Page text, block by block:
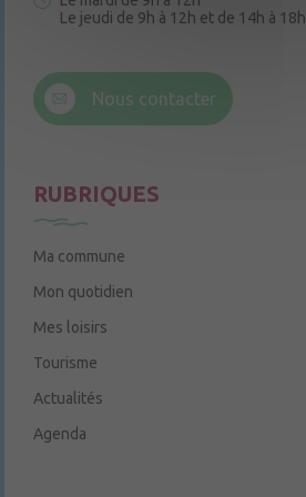
Le jeudi de 9h à 12h et de 14h à 18h
Nous contacter
RUBRIQUES
Ma commune
Mon quotidien
Mes loisirs
Tourisme
Actualités
Agenda